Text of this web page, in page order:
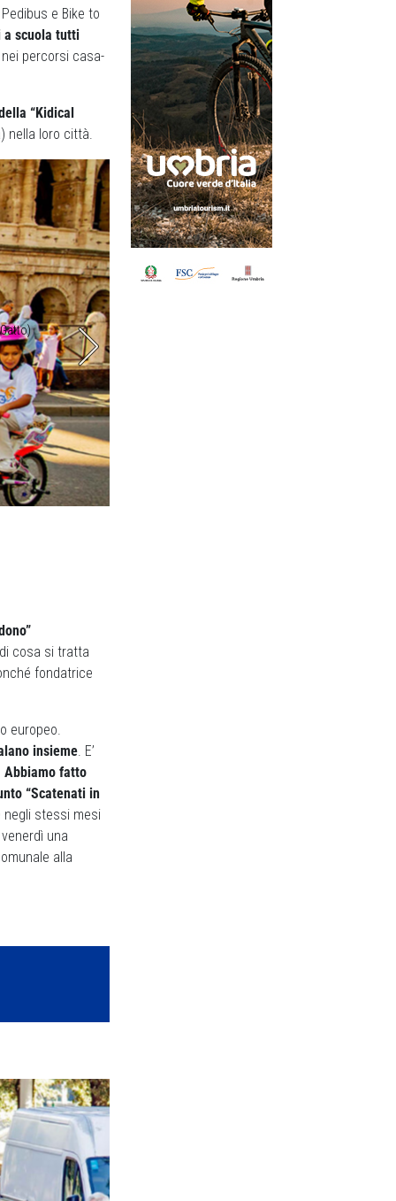
e Bike to
a scuola tutti
percorsi casa-
“Kidical
nella loro città.
cosa si tratta
fondatrice
europeo.
insieme. E’
Abbiamo fatto
“Scatenati in
negli stessi mesi
una
alla